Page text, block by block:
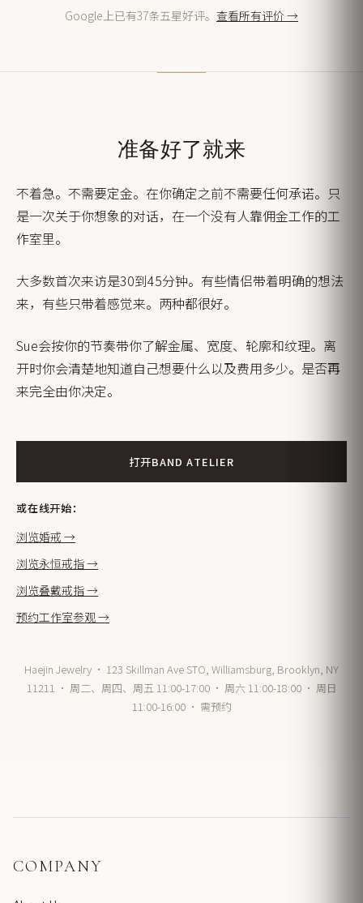
Google上已有37条五星好评。 查看所有评价 →
准备好了就来
不着急。不需要定金。在你确定之前不需要任何承诺。只
是一次关于你想象的对话，在一个没有人靠佣金工作的工
作室里。
大多数首次来访是30到45分钟。有些情侣带着明确的想法
来，有些只带着感觉来。两种都很好。
Sue会按你的节奏带你了解金属、宽度、轮廓和纹理。离
开时你会清楚地知道自己想要什么以及费用多少。是否再
来完全由你决定。
打开BAND ATELIER
或在线开始：
浏览婚戒 →
浏览永恒戒指 →
浏览叠戴戒指 →
预约工作室参观 →
Haejin Jewelry · 123 Skillman Ave STO, Williamsburg, Brooklyn, NY
11211 · 周二、周四、周五 11:00-17:00 · 周六 11:00-18:00 · 周日
11:00-16:00 · 需预约
COMPANY